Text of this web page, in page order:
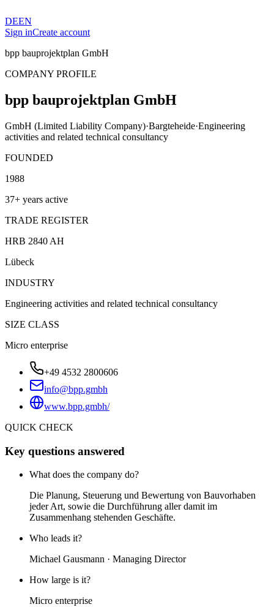
DEEN
Sign inCreate account
bpp bauprojektplan GmbH
COMPANY PROFILE
bpp bauprojektplan GmbH
GmbH (Limited Liability Company)·Bargteheide·Engineering
activities and related technical consultancy
FOUNDED
1988
37+ years active
TRADE REGISTER
HRB 2840 AH
Lübeck
INDUSTRY
Engineering activities and related technical consultancy
SIZE CLASS
Micro enterprise
+49 4532 2800606
info@bpp.gmbh
www.bpp.gmbh/
QUICK CHECK
Key questions answered
What does the company do?
Die Planung, Steuerung und Bewertung von Bauvorhaben
jeder Art, sowie die Durchführung aller damit im
Zusammenhang stehenden Geschäfte.
Who leads it?
Michael Gausmann · Managing Director
How large is it?
Micro enterprise